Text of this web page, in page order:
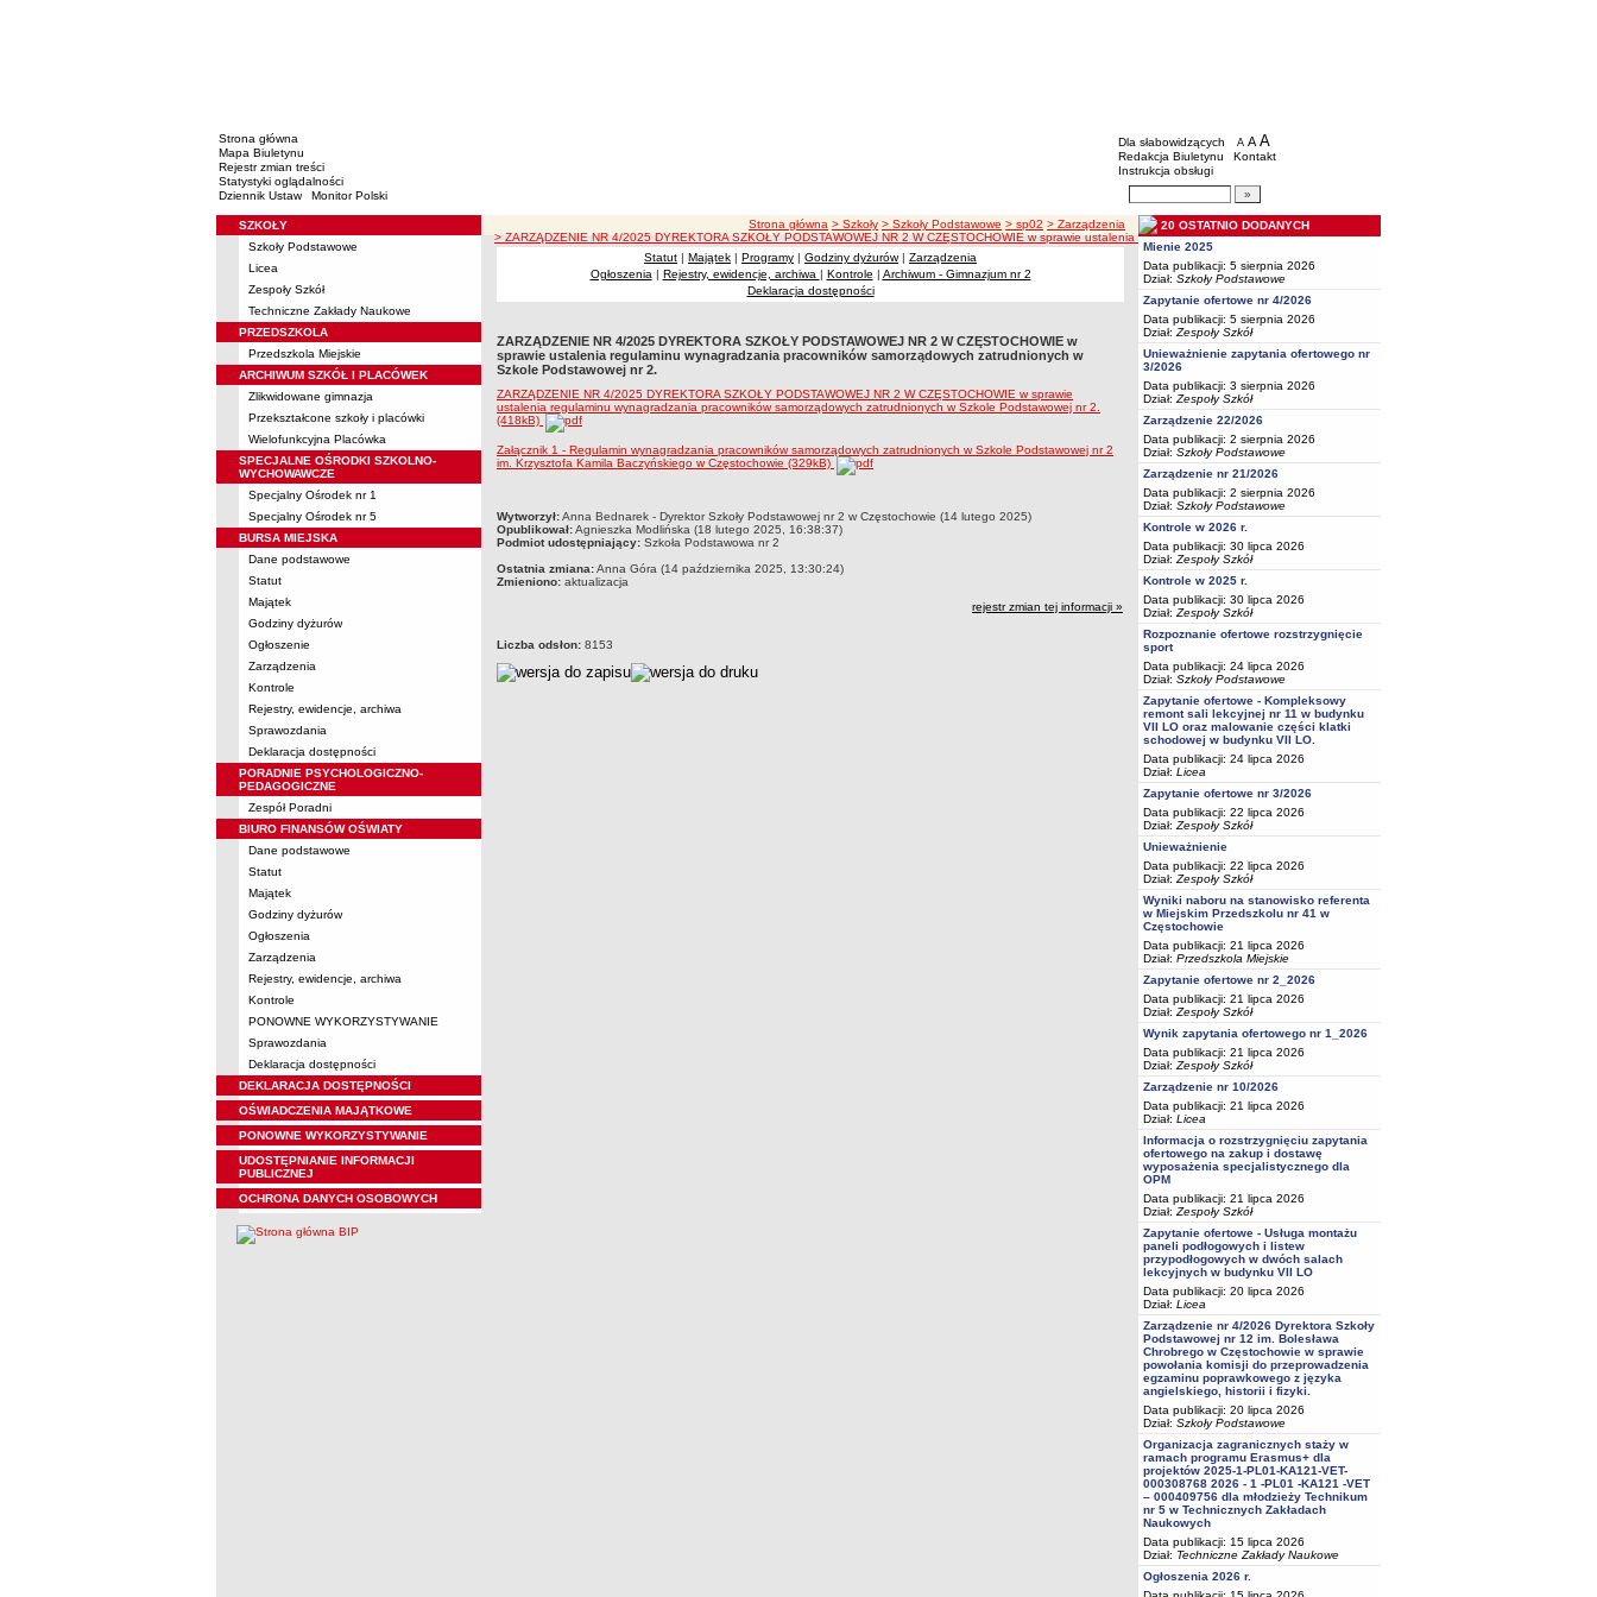
Strona główna
Mapa Biuletynu
Rejestr zmian treści
Statystyki oglądalności
Dziennik Ustaw
Monitor Polski
BIP - Oświata Częstochowa
Menu dodatkowe
Dla słabowidzących A pomniejsz czcionkę
A standardowy rozmiar czcionki
A
Redakcja Biuletynu
Kontakt
Instrukcja obsługi
Wyszukiwarka artykułów
Menu
SZKOŁY
Szkoły Podstawowe
Licea
Zespoły Szkół
Techniczne Zakłady Naukowe
PRZEDSZKOLA
Przedszkola Miejskie
ARCHIWUM SZKÓŁ I PLACÓWEK
Zlikwidowane gimnazja
Przekształcone szkoły i placówki
Wielofunkcyjna Placówka
SPECJALNE OŚRODKI SZKOLNO-
WYCHOWAWCZE
Specjalny Ośrodek nr 1
Specjalny Ośrodek nr 5
BURSA MIEJSKA
Dane podstawowe
Statut
Majątek
Godziny dyżurów
Ogłoszenie
Zarządzenia
Kontrole
Rejestry, ewidencje, archiwa
Sprawozdania
Deklaracja dostępności
PORADNIE PSYCHOLOGICZNO-
PEDAGOGICZNE
Zespół Poradni
BIURO FINANSÓW OŚWIATY
Dane podstawowe
Statut
Majątek
Godziny dyżurów
Ogłoszenia
Zarządzenia
Rejestry, ewidencje, archiwa
Kontrole
PONOWNE WYKORZYSTYWANIE
Sprawozdania
Deklaracja dostępności
DEKLARACJA DOSTĘPNOŚCI
OŚWIADCZENIA MAJĄTKOWE
PONOWNE WYKORZYSTYWANIE
UDOSTĘPNIANIE INFORMACJI
PUBLICZNEJ
OCHRONA DANYCH OSOBOWYCH
ścieżka nawigacji
Strona główna > Szkoły > Szkoły Podstawowe > sp02 > Zarządzenia
> ZARZĄDZENIE NR 4/2025 DYREKTORA SZKOŁY PODSTAWOWEJ NR 2 W CZĘSTOCHOWIE w sprawie ustalenia regulaminu wynagradzania pracowników samorządowych zatrudnionych w Szkole
Statut | Majątek | Programy | Godziny dyżurów| Zarządzenia
Ogłoszenia | Rejestry, ewidencje, archiwa | Kontrole | Archiwum - Gimnazjum nr 2
Deklaracja dostępności
ZARZĄDZENIE NR 4/2025 DYREKTORA SZKOŁY PODSTAWOWEJ NR 2 W CZĘSTOCHOWIE w
sprawie ustalenia regulaminu wynagradzania pracowników samorządowych zatrudnionych w
Szkole Podstawowej nr 2.
ZARZĄDZENIE NR 4/2025 DYREKTORA SZKOŁY PODSTAWOWEJ NR 2 W CZĘSTOCHOWIE w sprawie
ustalenia regulaminu wynagradzania pracowników samorządowych zatrudnionych w Szkole Podstawowej nr 2.
(418kB)
Załącznik 1 - Regulamin wynagradzania pracowników samorządowych zatrudnionych w Szkole Podstawowej nr 2
im. Krzysztofa Kamila Baczyńskiego w Częstochowie (329kB)
metryczka
Wytworzył:Anna Bednarek - Dyrektor Szkoły Podstawowej nr 2 w Częstochowie (14 lutego 2025)
Opublikował:Agnieszka Modlińska (18 lutego 2025, 16:38:37)
Podmiot udostępniający: Szkoła Podstawowa nr 2
Ostatnia zmiana:Anna Góra (14 października 2025, 13:30:24)
Zmieniono: aktualizacja
rejestr zmian tej informacji »
Liczba odsłon: 8153
20 OSTATNIO DODANYCH
Mienie 2025
Data publikacji: 5 sierpnia 2026
Dział: Szkoły Podstawowe
Zapytanie ofertowe nr 4/2026
Data publikacji: 5 sierpnia 2026
Dział: Zespoły Szkół
Unieważnienie zapytania ofertowego nr
3/2026
Data publikacji: 3 sierpnia 2026
Dział: Zespoły Szkół
Zarządzenie 22/2026
Data publikacji: 2 sierpnia 2026
Dział: Szkoły Podstawowe
Zarządzenie nr 21/2026
Data publikacji: 2 sierpnia 2026
Dział: Szkoły Podstawowe
Kontrole w 2026 r.
Data publikacji: 30 lipca 2026
Dział: Zespoły Szkół
Kontrole w 2025 r.
Data publikacji: 30 lipca 2026
Dział: Zespoły Szkół
Rozpoznanie ofertowe rozstrzygnięcie
sport
Data publikacji: 24 lipca 2026
Dział: Szkoły Podstawowe
Zapytanie ofertowe - Kompleksowy
remont sali lekcyjnej nr 11 w budynku
VII LO oraz malowanie części klatki
schodowej w budynku VII LO.
Data publikacji: 24 lipca 2026
Dział: Licea
Zapytanie ofertowe nr 3/2026
Data publikacji: 22 lipca 2026
Dział: Zespoły Szkół
Unieważnienie
Data publikacji: 22 lipca 2026
Dział: Zespoły Szkół
Wyniki naboru na stanowisko referenta
w Miejskim Przedszkolu nr 41 w
Częstochowie
Data publikacji: 21 lipca 2026
Dział: Przedszkola Miejskie
Zapytanie ofertowe nr 2_2026
Data publikacji: 21 lipca 2026
Dział: Zespoły Szkół
Wynik zapytania ofertowego nr 1_2026
Data publikacji: 21 lipca 2026
Dział: Zespoły Szkół
Zarządzenie nr 10/2026
Data publikacji: 21 lipca 2026
Dział: Licea
Informacja o rozstrzygnięciu zapytania
ofertowego na zakup i dostawę
wyposażenia specjalistycznego dla
OPM
Data publikacji: 21 lipca 2026
Dział: Zespoły Szkół
Zapytanie ofertowe - Usługa montażu
paneli podłogowych i listew
przypodłogowych w dwóch salach
lekcyjnych w budynku VII LO
Data publikacji: 20 lipca 2026
Dział: Licea
Zarządzenie nr 4/2026 Dyrektora Szkoły
Podstawowej nr 12 im. Bolesława
Chrobrego w Częstochowie w sprawie
powołania komisji do przeprowadzenia
egzaminu poprawkowego z języka
angielskiego, historii i fizyki.
Data publikacji: 20 lipca 2026
Dział: Szkoły Podstawowe
Organizacja zagranicznych staży w
ramach programu Erasmus+ dla
projektów 2025-1-PL01-KA121-VET-
000308768 2026 - 1 -PL01 -KA121 -VET
– 000409756 dla młodzieży Technikum
nr 5 w Technicznych Zakładach
Naukowych
Data publikacji: 15 lipca 2026
Dział: Techniczne Zakłady Naukowe
Ogłoszenia 2026 r.